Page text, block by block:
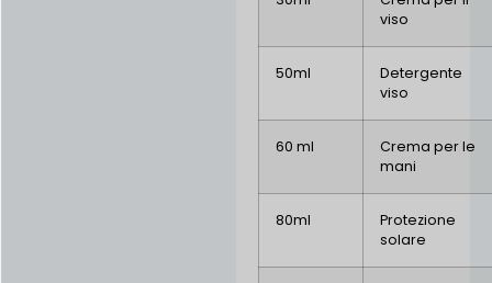
viso
50ml
Detergente
viso
60 ml
Crema per le
mani
80ml
Protezione
solare